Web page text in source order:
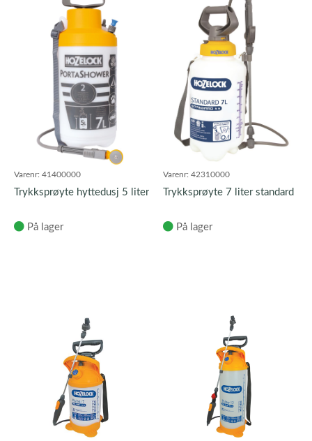
Varenr: 41400000
Trykksprøyte hyttedusj 5 liter
På lager
Varenr: 42310000
Trykksprøyte 7 liter standard
På lager